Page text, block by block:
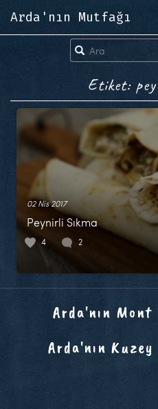
Arda'nın Mutfağı
Etiket:
02 Nis 2017
Peynirli Sıkma
4 2
Arda'nın Mont
Arda'nın